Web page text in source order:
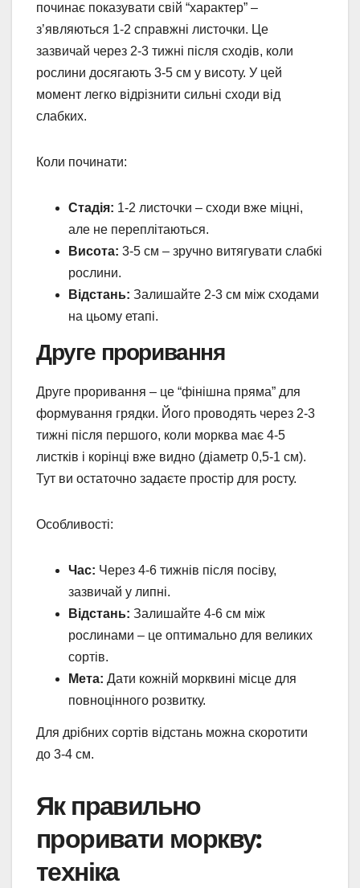
починає показувати свій “характер” –
з’являються 1-2 справжні листочки. Це
зазвичай через 2-3 тижні після сходів, коли
рослини досягають 3-5 см у висоту. У цей
момент легко відрізнити сильні сходи від
слабких.
Коли починати:
Стадія: 1-2 листочки – сходи вже міцні,
але не переплітаються.
Висота: 3-5 см – зручно витягувати слабкі
рослини.
Відстань: Залишайте 2-3 см між сходами
на цьому етапі.
Друге проривання
Друге проривання – це “фінішна пряма” для
формування грядки. Його проводять через 2-3
тижні після першого, коли морква має 4-5
листків і корінці вже видно (діаметр 0,5-1 см).
Тут ви остаточно задаєте простір для росту.
Особливості:
Час: Через 4-6 тижнів після посіву,
зазвичай у липні.
Відстань: Залишайте 4-6 см між
рослинами – це оптимально для великих
сортів.
Мета: Дати кожній морквині місце для
повноцінного розвитку.
Для дрібних сортів відстань можна скоротити
до 3-4 см.
Як правильно
проривати моркву:
техніка